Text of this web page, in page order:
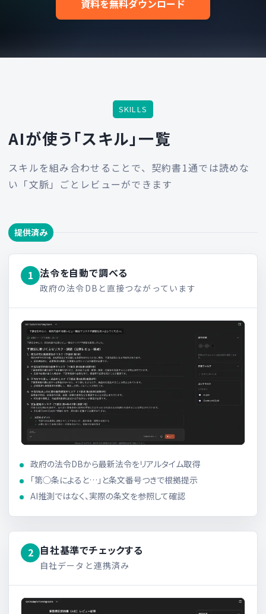
資料を無料ダウンロード
SKILLS
AIが使う「スキル」一覧
スキルを組み合わせることで、契約書1通では読めな
い「文脈」ごとレビューができます
提供済み
1 法令を自動で調べる
政府の法令DBと直接つながっています
政府の法令DBから最新法令をリアルタイム取得
「第◯条によると…」と条文番号つきで根拠提示
AI推測ではなく、実際の条文を参照して確認
2 自社基準でチェックする
自社データと連携済み